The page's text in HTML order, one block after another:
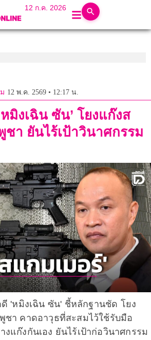
12 ก.ค. 2026
12 พ.ค. 2569 • 12:17 น.
มิงเฉิน ซัน’ โยงแก๊งส
ชา ยันไร้เป้าวินาศกรรม
'หมิงเฉิน ซัน' ชี้หลักฐานชัด โยง
ชา คาดอาวุธที่สะสมไว้ใช้รับมือ
แก๊งกันเอง ยันไร้เป้าก่อวินาศกรรม